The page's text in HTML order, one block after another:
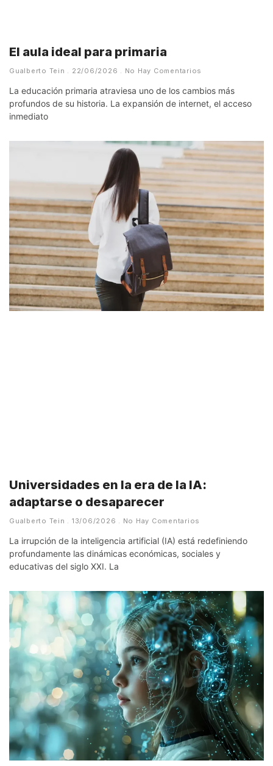
El aula ideal para primaria
Gualberto Tein 22/06/2026 No Hay Comentarios
La educación primaria atraviesa uno de los cambios más
profundos de su historia. La expansión de internet, el acceso
inmediato
Universidades en la era de la IA:
adaptarse o desaparecer
Gualberto Tein 13/06/2026 No Hay Comentarios
La irrupción de la inteligencia artificial (IA) está redefiniendo
profundamente las dinámicas económicas, sociales y
educativas del siglo XXI. La